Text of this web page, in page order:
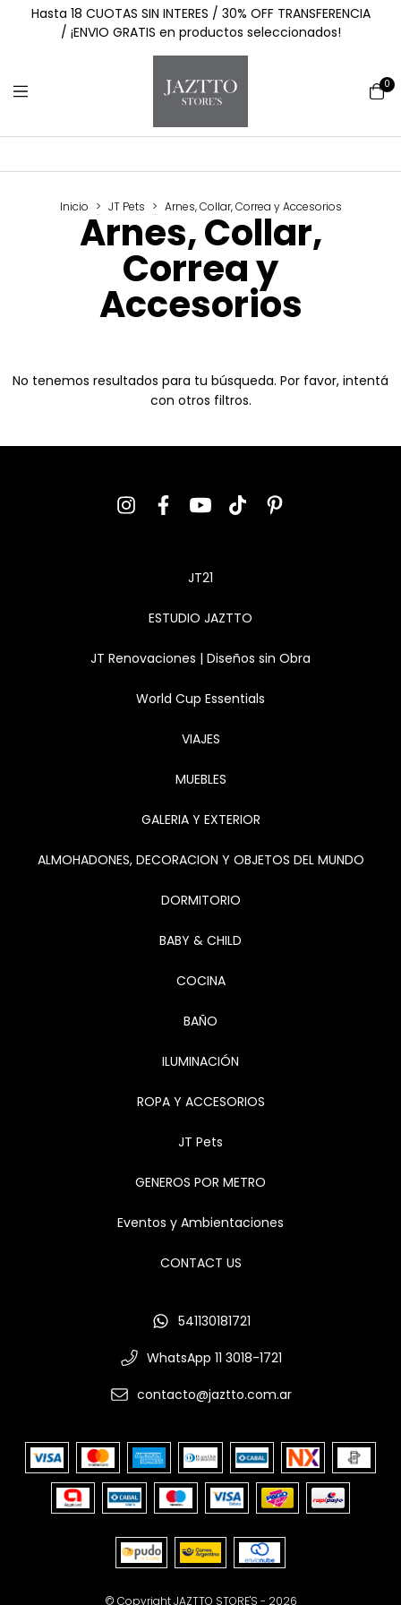
Hasta 18 CUOTAS SIN INTERES / 30% OFF TRANSFERENCIA
/ ¡ENVIO GRATIS en productos seleccionados!
0
Inicio > JT Pets > Arnes, Collar, Correa y Accesorios
Arnes, Collar,
Correa y
Accesorios
No tenemos resultados para tu búsqueda. Por favor, intentá
con otros filtros.
JT21
ESTUDIO JAZTTO
JT Renovaciones | Diseños sin Obra
World Cup Essentials
VIAJES
MUEBLES
GALERIA Y EXTERIOR
ALMOHADONES, DECORACION Y OBJETOS DEL MUNDO
DORMITORIO
BABY & CHILD
COCINA
BAÑO
ILUMINACIÓN
ROPA Y ACCESORIOS
JT Pets
GENEROS POR METRO
Eventos y Ambientaciones
CONTACT US
541130181721
WhatsApp 11 3018-1721
contacto@jaztto.com.ar
© Copyright JAZTTO STORE'S - 2026